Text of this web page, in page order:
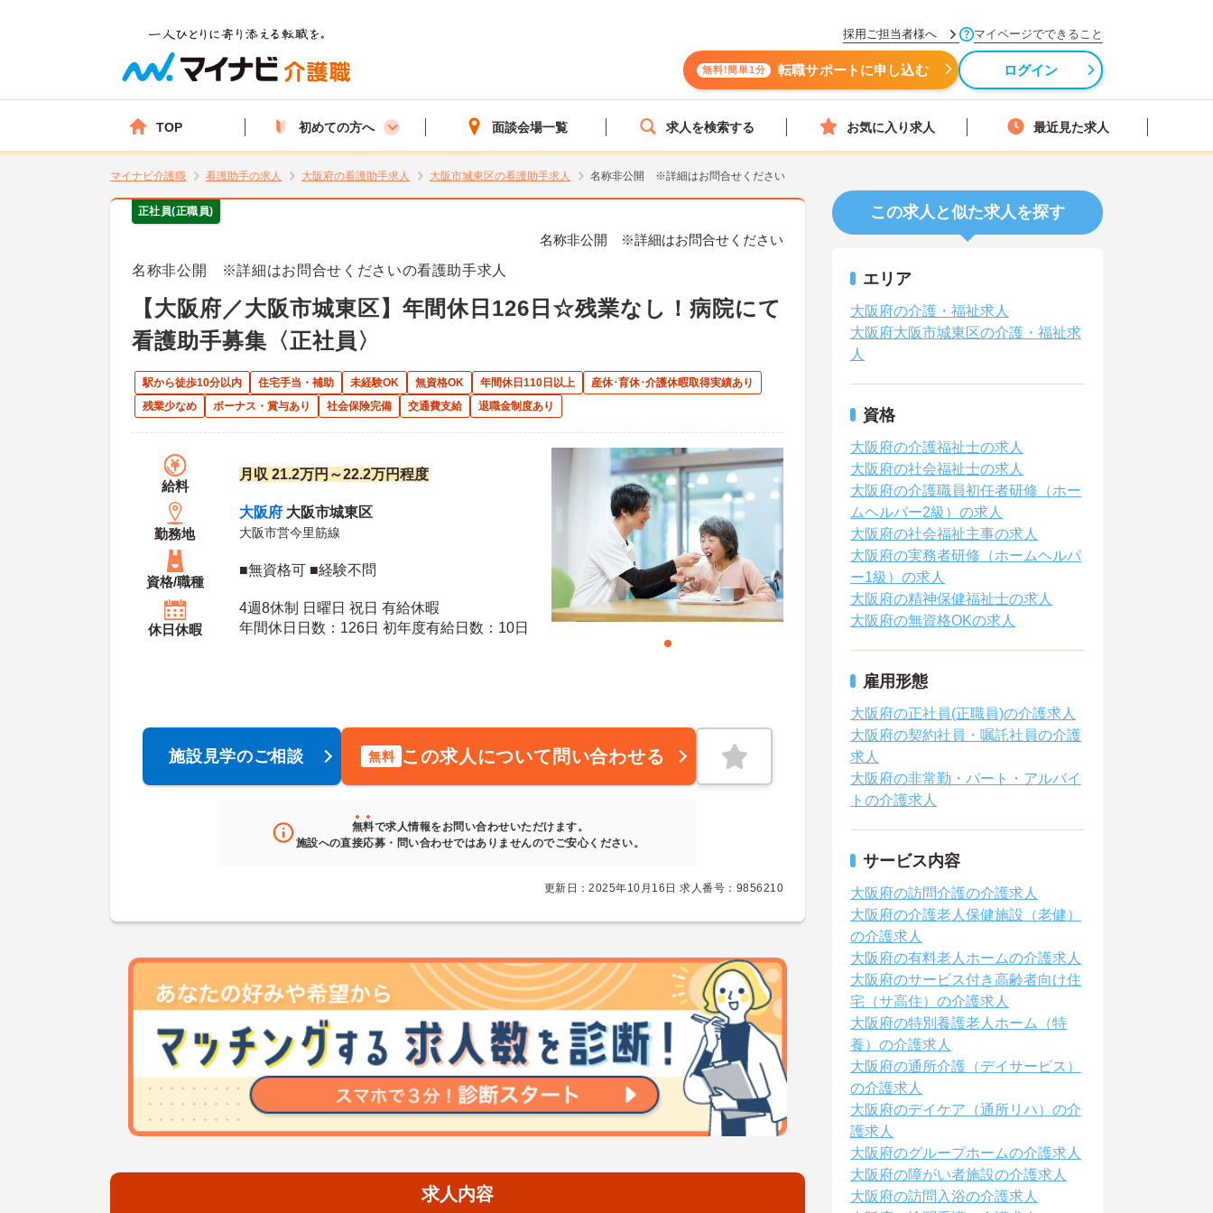
採用ご担当者様へ マイページでできること
無料!簡単1分 転職サポートに申し込む ログイン
TOP 初めての方へ 面談会場一覧 求人を検索する お気に入り求人 最近見た求人
マイナビ介護職 看護助手の求人 大阪府の看護助手求人 大阪市城東区の看護助手求人 名称非公開 ※詳細はお問合せください
正社員(正職員)
名称非公開 ※詳細はお問合せください
名称非公開 ※詳細はお問合せくださいの看護助手求人
【大阪府／大阪市城東区】年間休日126日☆残業なし！病院にて
看護助手募集〈正社員〉
駅から徒歩10分以内 住宅手当・補助 未経験OK 無資格OK 年間休日110日以上
産休･育休･介護休暇取得実績あり
残業少なめ
ボーナス・賞与あり 社会保険完備 交通費支給 退職金制度あり
給料
月収 21.2万円～22.2万円程度
勤務地
大阪府 大阪市城東区
大阪市営今里筋線
資格/職種
■無資格可 ■経験不問
休日休暇
4週8休制 日曜日 祝日 有給休暇
年間休日日数：126日 初年度有給日数：10日
施設見学のご相談 無料 この求人について問い合わせる
無料で求人情報をお問い合わせいただけます。
施設への直接応募・問い合わせではありませんのでご安心ください。
更新日：2025年10月16日 求人番号：9856210
求人内容
この求人と似た求人を探す
エリア
大阪府の介護・福祉求人
大阪府大阪市城東区の介護・福祉求
人
資格
大阪府の介護福祉士の求人
大阪府の社会福祉士の求人
大阪府の介護職員初任者研修（ホー
ムヘルパー2級）の求人
大阪府の社会福祉主事の求人
大阪府の実務者研修（ホームヘルパ
ー1級）の求人
大阪府の精神保健福祉士の求人
大阪府の無資格OKの求人
雇用形態
大阪府の正社員(正職員)の介護求人
大阪府の契約社員・嘱託社員の介護
求人
大阪府の非常勤・パート・アルバイ
トの介護求人
サービス内容
大阪府の訪問介護の介護求人
大阪府の介護老人保健施設（老健）
の介護求人
大阪府の有料老人ホームの介護求人
大阪府のサービス付き高齢者向け住
宅（サ高住）の介護求人
大阪府の特別養護老人ホーム（特
養）の介護求人
大阪府の通所介護（デイサービス）
の介護求人
大阪府のデイケア（通所リハ）の介
護求人
大阪府のグループホームの介護求人
大阪府の障がい者施設の介護求人
大阪府の訪問入浴の介護求人